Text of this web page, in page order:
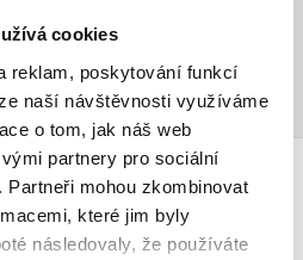
cookies
reklam, poskytování funkcí
naší návštěvnosti využíváme
o tom, jak náš web
partnery pro sociální
Partneři mohou zkombinovat
které jim byly
následovaly, že používáte
KNIHY